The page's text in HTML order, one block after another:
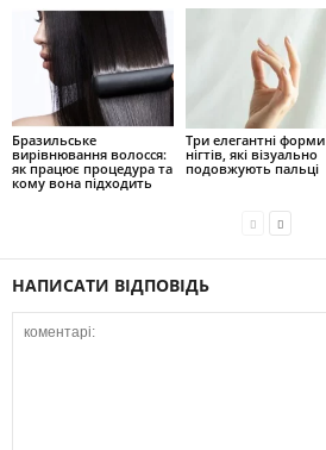
Бразильське
вирівнювання волосся:
як працює процедура та
кому вона підходить
Три елегантні форми
нігтів, які візуально
подовжують пальці
НАПИСАТИ ВІДПОВІДЬ